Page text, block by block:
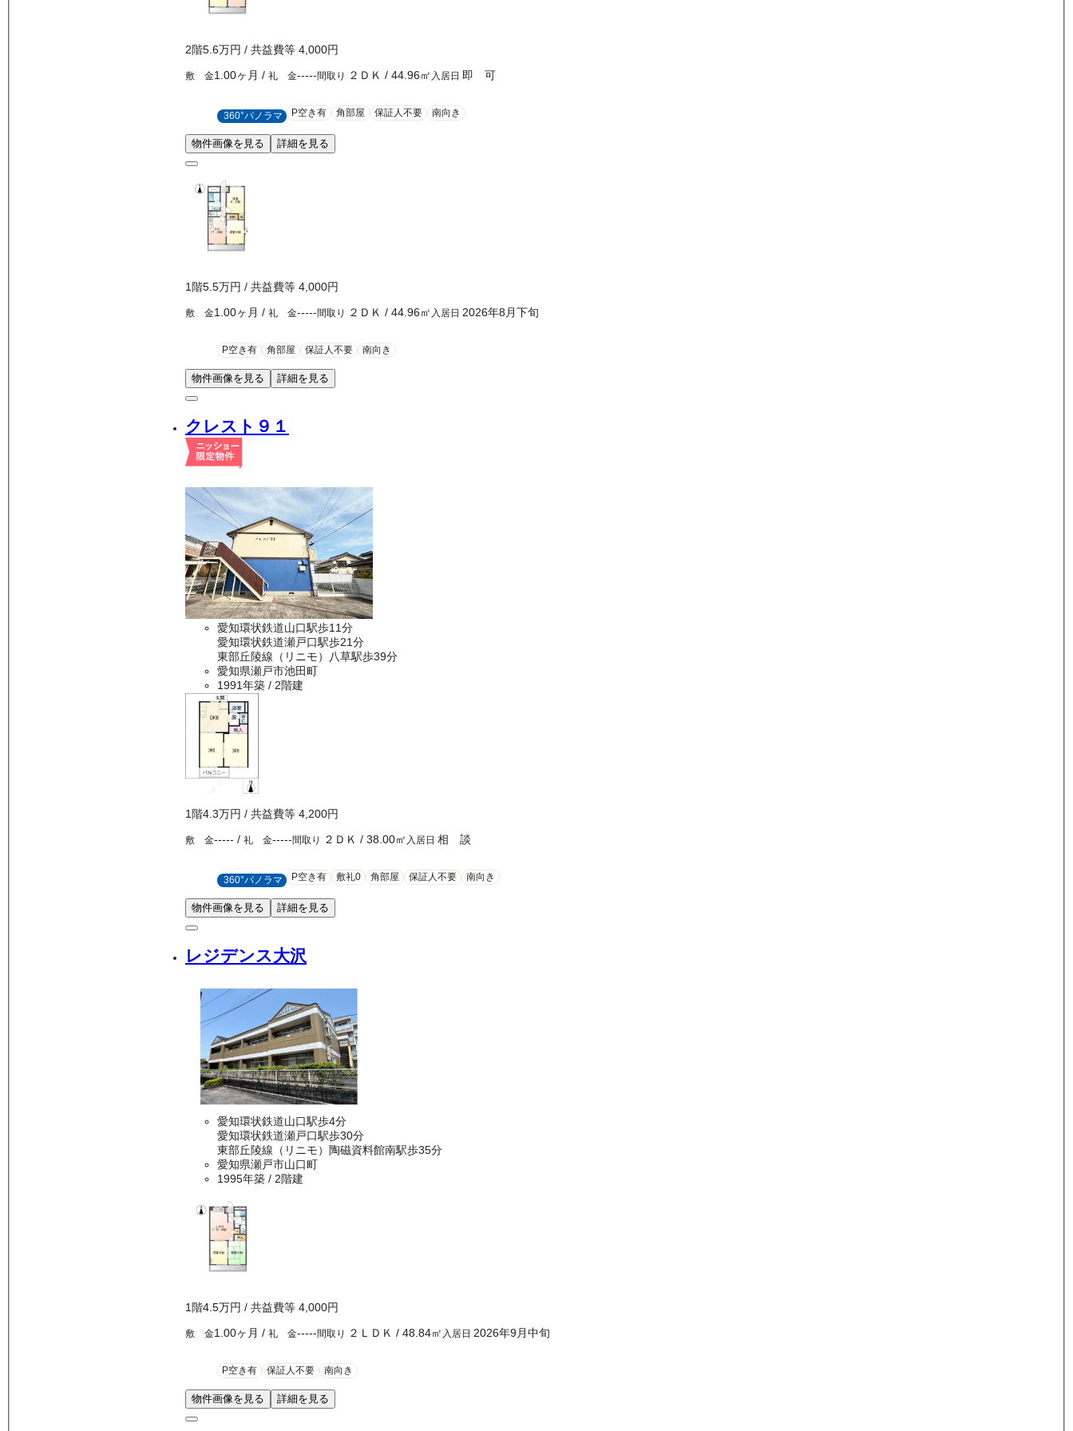
2階5.6万円 / 共益費等 4,000円
敷 金1.00ヶ月 / 礼 金-----間取り ２ＤＫ / 44.96㎡ 入居日 即 可
360°パノラマ P空き有 角部屋 保証人不要 南向き
物件画像を見る 詳細を見る
1階5.5万円 / 共益費等 4,000円
敷 金1.00ヶ月 / 礼 金-----間取り ２ＤＫ / 44.96㎡ 入居日 2026年8月下旬
P空き有 角部屋 保証人不要 南向き
物件画像を見る 詳細を見る
クレスト９１
愛知環状鉄道山口駅歩11分
愛知環状鉄道瀬戸口駅歩21分
東部丘陵線（リニモ）八草駅歩39分
愛知県瀬戸市池田町
1991年築 / 2階建
1階4.3万円 / 共益費等 4,200円
敷 金----- / 礼 金-----間取り ２ＤＫ / 38.00㎡ 入居日 相 談
360°パノラマ P空き有 敷礼0 角部屋 保証人不要 南向き
物件画像を見る 詳細を見る
レジデンス大沢
愛知環状鉄道山口駅歩4分
愛知環状鉄道瀬戸口駅歩30分
東部丘陵線（リニモ）陶磁資料館南駅歩35分
愛知県瀬戸市山口町
1995年築 / 2階建
1 階4.5万円 / 共益費等 4,000円
敷 金1.00ヶ月 / 礼 金-----間取り ２ＬＤＫ / 48.84㎡ 入居日 2026年9月中旬
P空き有 保証人不要 南向き
物件画像を見る 詳細を見る